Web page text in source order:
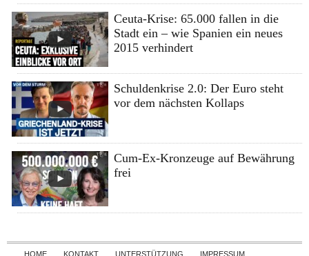
Ceuta-Krise: 65.000 fallen in die
Stadt ein – wie Spanien ein neues
2015 verhindert
Schuldenkrise 2.0: Der Euro steht
vor dem nächsten Kollaps
Cum-Ex-Kronzeuge auf Bewährung
frei
Skip to content
HOME KONTAKT UNTERSTÜTZUNG IMPRESSUM